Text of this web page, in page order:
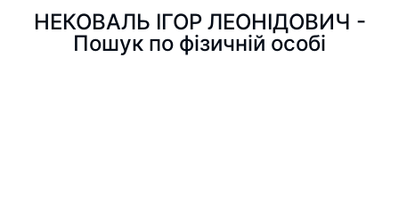
НЕКОВАЛЬ ІГОР ЛЕОНІДОВИЧ -
Пошук по фізичній особі